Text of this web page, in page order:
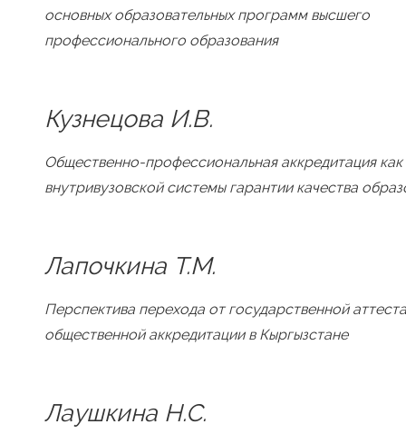
основных образовательных программ высшего
профессионального образования
Кузнецова И.В.
Общественно-профессиональная аккредитация
внутривузовской системы гарантии качества
Лапочкина Т.М.
Перспектива перехода от государственной
общественной аккредитации в Кыргызстане
Лаушкина Н.С.